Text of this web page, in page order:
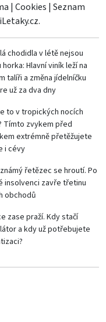
| Cookies | Seznam
chodidla v létě nejsou
horka: Hlavní viník leží na
talíři a změna jídelníčku
už za dva dny
to v tropických nocích
Tímto zvykem před
extrémně přetěžujete
i cévy
řetězec se hroutí. Po
insolvenci zavře třetinu
obchodů
zase praží. Kdy stačí
a kdy už potřebujete